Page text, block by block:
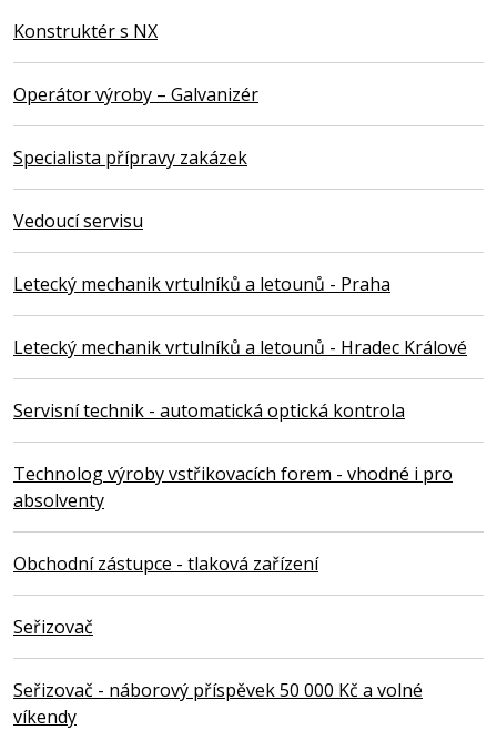
Konstruktér s NX
Operátor výroby – Galvanizér
Specialista přípravy zakázek
Vedoucí servisu
Letecký mechanik vrtulníků a letounů - Praha
Letecký mechanik vrtulníků a letounů - Hradec Králové
Servisní technik - automatická optická kontrola
Technolog výroby vstřikovacích forem - vhodné i pro
absolventy
Obchodní zástupce - tlaková zařízení
Seřizovač
Seřizovač - náborový příspěvek 50 000 Kč a volné
víkendy